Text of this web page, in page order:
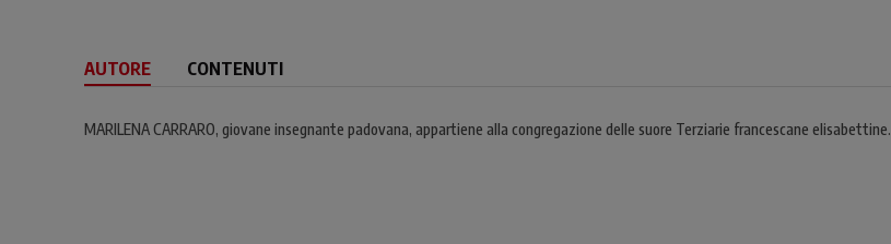
AUTORE CONTENUTI
MARILENA CARRARO, giovane insegnante padovana, appartiene alla congregazione delle suore Terziarie francescane elisabettine.